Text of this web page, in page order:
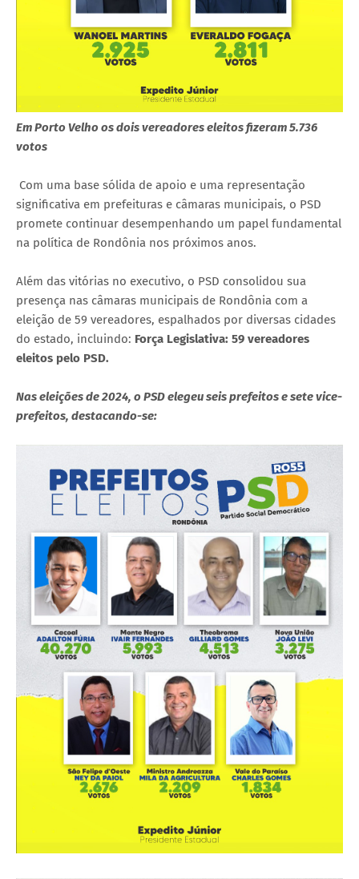
Em Porto Velho os dois vereadores eleitos fizeram 5.736
votos
Com uma base sólida de apoio e uma representação
significativa em prefeituras e câmaras municipais, o PSD
promete continuar desempenhando um papel fundamental
na política de Rondônia nos próximos anos.
Além das vitórias no executivo, o PSD consolidou sua
presença nas câmaras municipais de Rondônia com a
eleição de 59 vereadores, espalhados por diversas cidades
do estado, incluindo: Força Legislativa: 59 vereadores
eleitos pelo PSD.
Nas eleições de 2024, o PSD elegeu seis prefeitos e sete vice-
prefeitos, destacando-se: